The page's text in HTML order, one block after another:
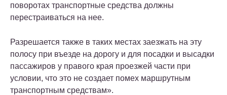
поворотах транспортные средства должны
перестраиваться на нее.
Разрешается также в таких местах заезжать на эту
полосу при въезде на дорогу и для посадки и высадки
пассажиров у правого края проезжей части при
условии, что это не создает помех маршрутным
транспортным средствам».